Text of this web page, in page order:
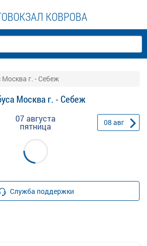
КОВРОВА
Москва г. - Себеж
Москва г. - Себеж
07 августа
пятница 08 авг
Служба поддержки